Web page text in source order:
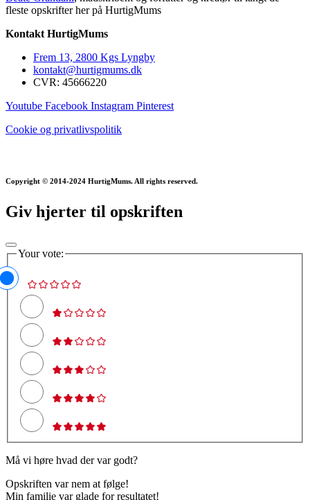
fleste opskrifter her på HurtigMums
Kontakt HurtigMums
Frem 13, 2800 Kgs Lyngby
kontakt@hurtigmums.dk
CVR: 45666220
Youtube Facebook Instagram Pinterest
Cookie og privatlivspolitik
Copyright © 2014-2024 HurtigMums. All rights reserved.
Giv hjerter til opskriften
Your vote:
Må vi høre hvad der var godt?
Opskriften var nem at følge!
Min familie var glade for resultatet!